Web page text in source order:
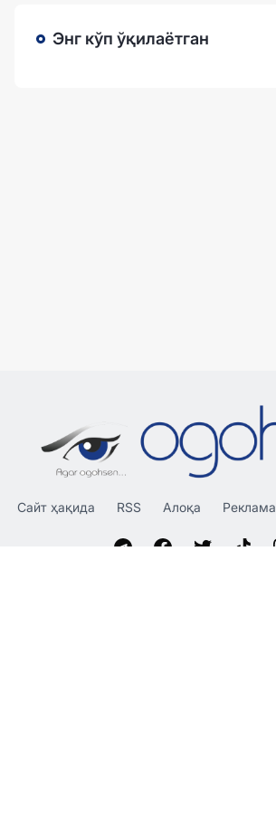
Энг кўп ўқилаётган
Сайт ҳақида RSS Алоқа Реклама